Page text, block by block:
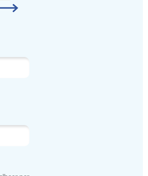
een verschil van dag en nacht!